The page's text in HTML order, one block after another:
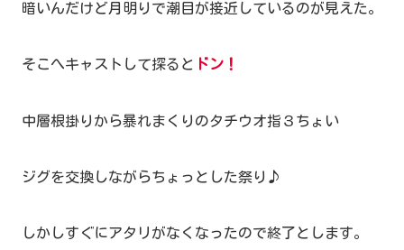
暗いんだけど月明りで潮目が接近しているのが見えた。
そこへキャストして探ると ドン！
中層根掛りから暴れまくりのタチウオ指３ちょい
ジグを交換しながらちょっとした祭り♪
しかしすぐにアタリがなくなったので終了とします。